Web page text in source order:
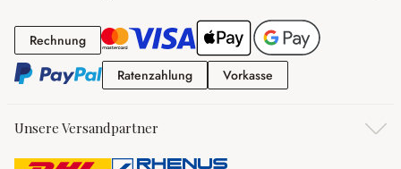
RechnungRechnung
RatenzahlungRatenzahlung
Vorkasse
Unsere Versandpartner